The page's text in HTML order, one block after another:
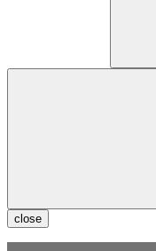
close